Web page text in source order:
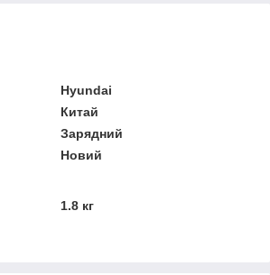
Hyundai
Китай
Зарядний
Новий
1.8 кг